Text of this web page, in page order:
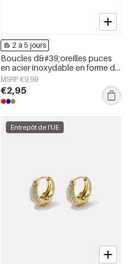
2 à 5 jours
Boucles d&#39;oreilles puces
en acier inoxydable en forme de
cœur, collection Daily Simple,
bijoux pour femmes
MSRP €9,99
€2,95
Entrepôt de l'UE